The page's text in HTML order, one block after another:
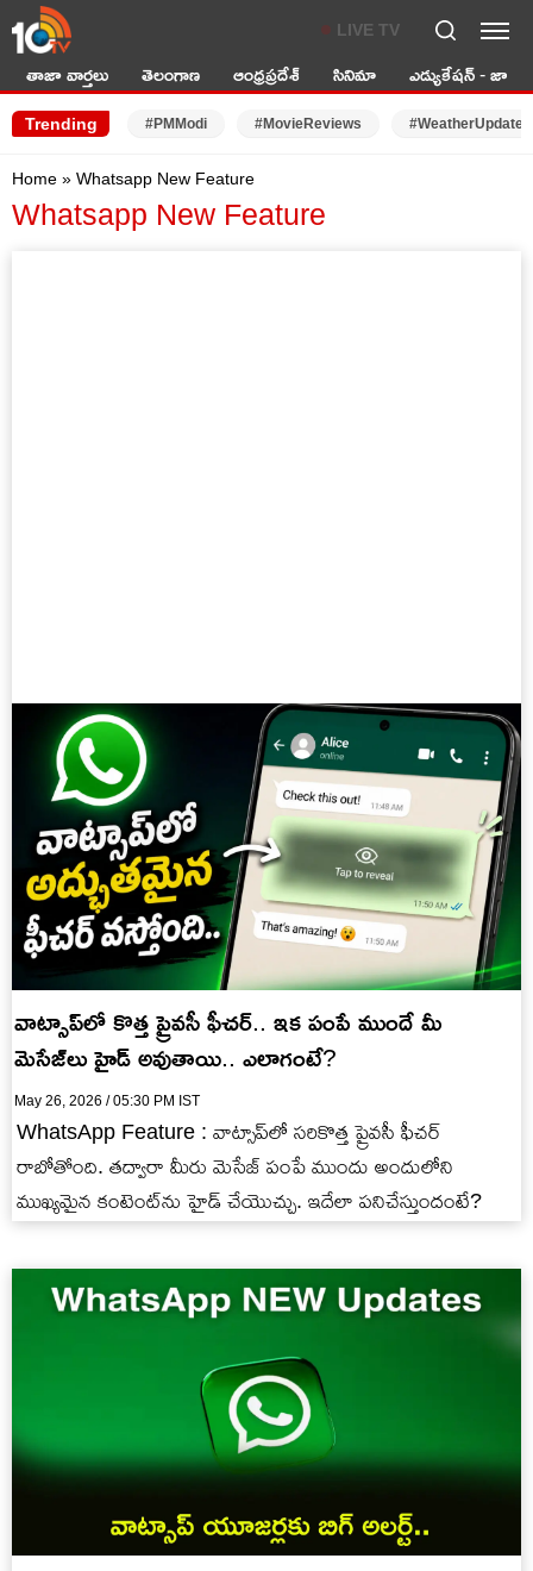
LIVE TV
తాజా వార్తలు తెలంగాణ ఆంధ్రప్రదేశ్ సినిమా ఎడ్యుకేషన్ - జాబ్స్
Trending #PMModi #MovieReviews #WeatherUpdates
Home » Whatsapp New Feature
Whatsapp New Feature
వాట్సాప్‌లో కొత్త ప్రైవసీ ఫీచర్.. ఇక పంపే ముందే మీ
మెసేజ్‌లు హైడ్ అవుతాయి.. ఎలాగంటే?
May 26, 2026 / 05:30 PM IST
WhatsApp Feature : వాట్సాప్‌లో సరికొత్త ప్రైవసీ ఫీచర్
రాబోతోంది. తద్వారా మీరు మెసేజ్ పంపే ముందు అందులోని
ముఖ్యమైన కంటెంట్‌ను హైడ్ చేయొచ్చు. ఇదేలా పనిచేస్తుందంటే?